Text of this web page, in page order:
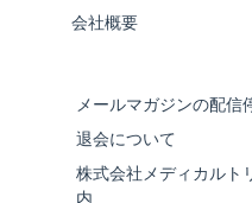
会社概要
メールマガジンの配信
退会について
株式会社メディカル
内